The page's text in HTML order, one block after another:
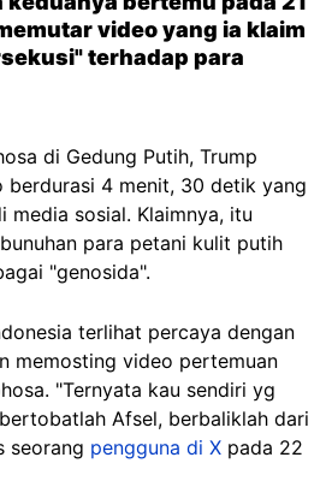
video yang ia klaim
terhadap para
di Gedung Putih, Trump
berdurasi 4 menit, 30 detik yang
media sosial. Klaimnya, itu
para petani kulit putih
"genosida".
terlihat percaya dengan
memosting video pertemuan
"Ternyata kau sendiri yg
Afsel, berbaliklah dari
seorang pengguna di X pada 22